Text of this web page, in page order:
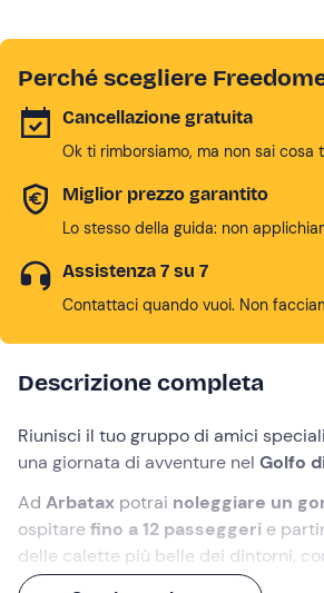
Perché scegliere
Cancellazione gratuita
Ok ti rimborsiamo, ma non sai cosa
Miglior prezzo garantito
Lo stesso della guida: non
Assistenza 7 su 7
Contattaci quando vuoi. Non
Descrizione completa
Riunisci il tuo gruppo di amici
una giornata di avventure nel Golfo
Ad Arbatax potrai noleggiare un
ospitarefino a 12 passeggeri e
delle calette più belle dei dintorni,
Cala LunaeCala dei Gabbiani